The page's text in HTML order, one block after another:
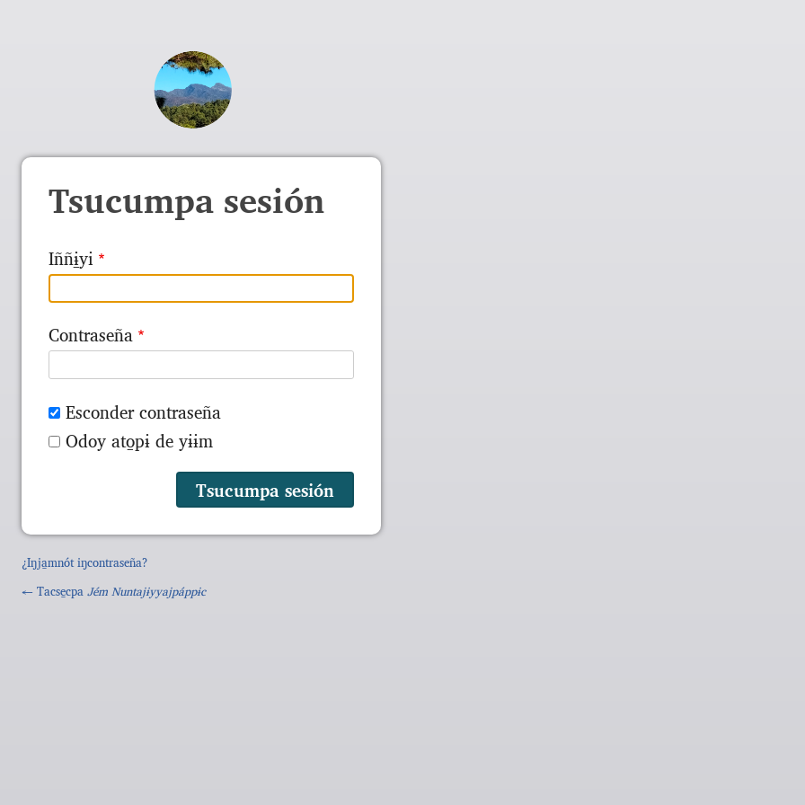
Tsucumpa sesión
Iññɨ̱yi
Contraseña
Esconder contraseña
Odoy ato̱pɨ de yɨɨm
¿Iŋja̱mnót iŋcontraseña?
← Tacse̱cpa Jém Nuntajɨyyajpáppɨc